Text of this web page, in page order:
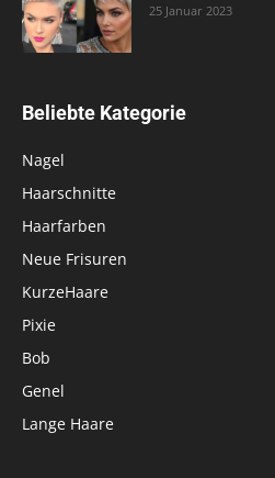
25 Januar 2023
Beliebte Kategorie
Nagel
Haarschnitte
Haarfarben
Neue Frisuren
KurzeHaare
Pixie
Bob
Genel
Lange Haare